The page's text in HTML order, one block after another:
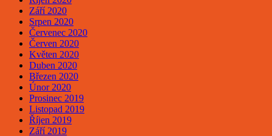
Září 2020
Srpen 2020
Červenec 2020
Červen 2020
Květen 2020
Duben 2020
Březen 2020
Únor 2020
Prosinec 2019
Listopad 2019
Říjen 2019
Září 2019